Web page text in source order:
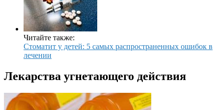
Читайте также:
Стоматит у детей: 5 самых распространенных ошибок в
лечении
Лекарства угнетающего действия